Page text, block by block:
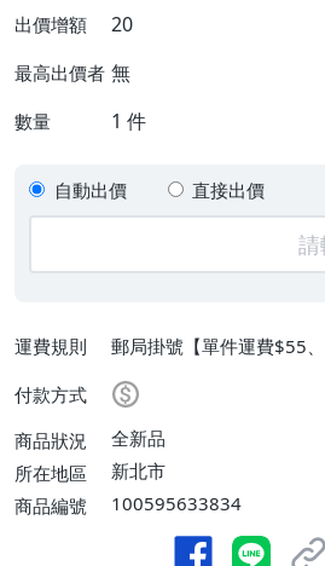
出價增額 20
最高出價者 無
數量 1 件
自動出價 直接出價
運費規則
郵局掛號【單件運費$55
$3000免運費】
付款方式
商品狀況
全新品
所在地區
新北市
商品編號
100595633834